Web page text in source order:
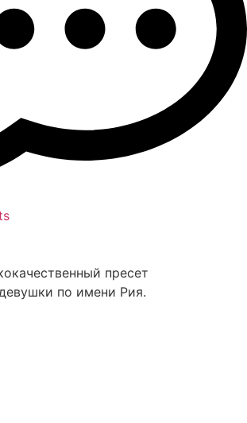
пресет
по имени Рия.